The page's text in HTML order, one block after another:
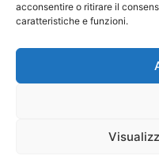
acconsentire o ritirare il
caratteristiche e funzioni.
News
Cultura
Contatti